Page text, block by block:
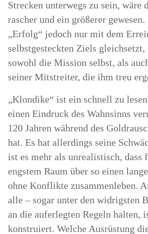
Strecken unterwegs zu sein, wäre
rascher und ein größerer
„Erfolg“ jedoch nur mit dem
selbstgesteckten Ziels gleichsetzt,
sowohl die Mission selbst, als
seiner Mitstreiter, die ihm treu
„Klondike“ ist ein schnell zu
einen Eindruck des Wahnsinns
120 Jahren während des
hat. Es hat allerdings seine
ist es mehr als unrealistisch, dass
engstem Raum über so einen
ohne Konflikte zusammenleben.
alle – sogar unter den widrigsten
an die auferlegten Regeln halten,
konstruiert. Welche Ausrüstung